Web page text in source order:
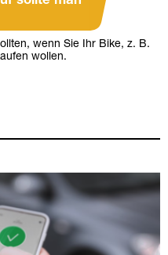
wenn Sie Ihr Bike, z. B.
wollen.